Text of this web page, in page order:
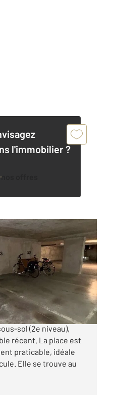
l'immobilier ?
nos offres
À vendre, place de
sol (2e niveau),
récent. La place est
praticable, idéale
Elle se trouve au